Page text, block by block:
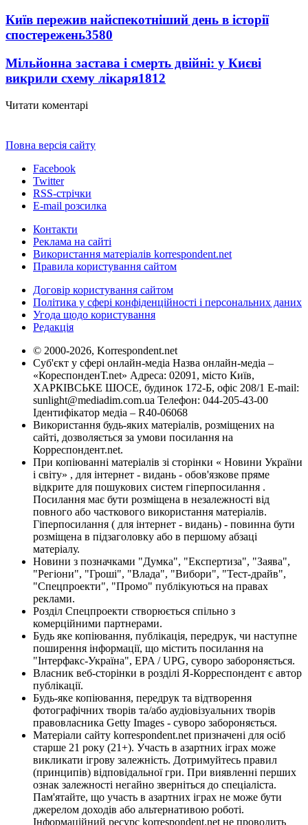
Київ пережив найспекотніший день в історії
спостережень3580
Мільйонна застава і смерть двійні: у Києві
викрили схему лікаря1812
Читати коментарі
Повна версія сайту
Facebook
Twitter
RSS-стрічки
E-mail розсилка
Контакти
Реклама на сайті
Використання матеріалів korrespondent.net
Правила користування сайтом
Договір користування сайтом
Політика у сфері конфіденційності і персональних даних
Угода щодо користування
Редакція
© 2000-2026, Korrespondent.net
Суб'єкт у сфері онлайн-медіа Назва онлайн-медіа –
«КореспонденТ.net» Адреса: 02091, місто Київ,
ХАРКІВСЬКЕ ШОСЕ, будинок 172-Б, офіс 208/1 E-mail:
sunlight@mediadim.com.ua Телефон: 044-205-43-00
Ідентифікатор медіа – R40-06068
Використання будь-яких матеріалів, розміщених на
сайті, дозволяється за умови посилання на
Корреспондент.net.
При копіюванні матеріалів зі сторінки « Новини України
і світу» , для інтернет - видань - обов'язкове пряме
відкрите для пошукових систем гіперпосилання .
Посилання має бути розміщена в незалежності від
повного або часткового використання матеріалів.
Гіперпосилання ( для інтернет - видань) - повинна бути
розміщена в підзаголовку або в першому абзаці
матеріалу.
Новини з позначками "Думка", "Експертиза", "Заява",
"Регіони", "Гроші", "Влада", "Вибори", "Тест-драйв",
"Спецпроекти", "Промо" публікуються на правах
реклами.
Розділ Спецпроекти створюється спільно з
комерційними партнерами.
Будь яке копіювання, публікація, передрук, чи наступне
поширення інформації, що містить посилання на
"Інтерфакс-Україна", EPA / UPG, суворо забороняється.
Власник веб-сторінки в розділі Я-Корреспондент є автор
публікації.
Будь-яке копіювання, передрук та відтворення
фотографічних творів та/або аудіовізуальних творів
правовласника Getty Images - суворо забороняється.
Матеріали сайту korrespondent.net призначені для осіб
старше 21 року (21+). Участь в азартних іграх може
викликати ігрову залежність. Дотримуйтесь правил
(принципів) відповідальної гри. При виявленні перших
ознак залежності негайно зверніться до спеціаліста.
Пам'ятайте, що участь в азартних іграх не може бути
джерелом доходів або альтернативою роботі.
Інформаційний ресурс korrespondent.net не проводить